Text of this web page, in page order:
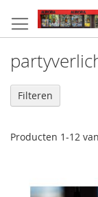
naar
de
Producten 1-12 van
Filteren